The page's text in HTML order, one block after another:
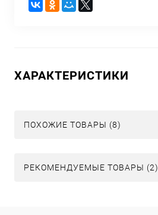
ХАРАКТЕРИСТИКИ
ПОХОЖИЕ ТОВАРЫ (8)
РЕКОМЕНДУЕМЫЕ ТОВАРЫ (2)